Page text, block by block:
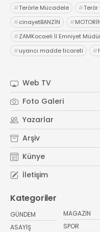
#Terörle Mücadele #
#cinayetBANZİN #
#ZAMKocaeli İl Emniyet
#uyarıcı madde ticareti #
Web TV
Foto Galeri
Yazarlar
Arşiv
Künye
İletişim
Kategoriler
GÜNDEM
ASAYİŞ
MAGAZİN
SPOR